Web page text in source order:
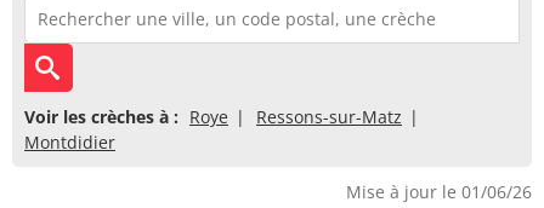
Voir les crèches à : Roye
Ressons-sur-Matz
Montdidier
Mise à jour le 01/06/26